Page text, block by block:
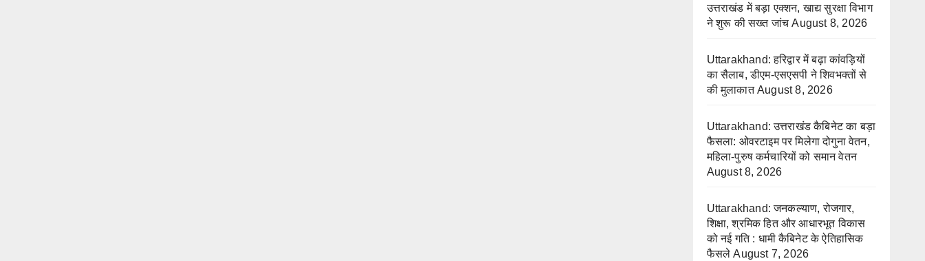
उत्तराखंड में बड़ा एक्शन, खाद्य सुरक्षा विभाग
ने शुरू की सख्त जांच August 8, 2026
Uttarakhand: हरिद्वार में बढ़ा कांवड़ियों
का सैलाब, डीएम-एसएसपी ने शिवभक्तों से
की मुलाकात August 8, 2026
Uttarakhand: उत्तराखंड कैबिनेट का बड़ा
फैसला: ओवरटाइम पर मिलेगा दोगुना वेतन,
महिला-पुरुष कर्मचारियों को समान वेतन
August 8, 2026
Uttarakhand: जनकल्याण, रोजगार,
शिक्षा, श्रमिक हित और आधारभूत विकास
को नई गति : धामी कैबिनेट के ऐतिहासिक
फैसले August 7, 2026